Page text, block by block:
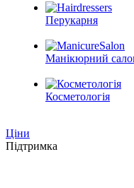
Перукарня
Манікюрний
Косметологія
Ціни
Підтримка